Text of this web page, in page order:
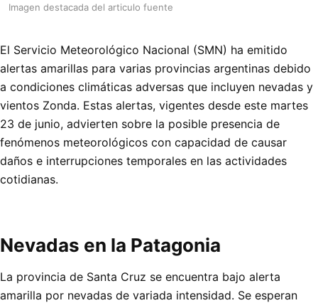
Imagen destacada del articulo fuente
El Servicio Meteorológico Nacional (SMN) ha emitido
alertas amarillas para varias provincias argentinas debido
a condiciones climáticas adversas que incluyen nevadas y
vientos Zonda. Estas alertas, vigentes desde este martes
23 de junio, advierten sobre la posible presencia de
fenómenos meteorológicos con capacidad de causar
daños e interrupciones temporales en las actividades
cotidianas.
Nevadas en la Patagonia
La provincia de Santa Cruz se encuentra bajo alerta
amarilla por nevadas de variada intensidad. Se esperan